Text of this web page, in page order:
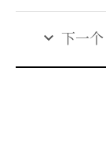
keyboard_arrow_down 下一个